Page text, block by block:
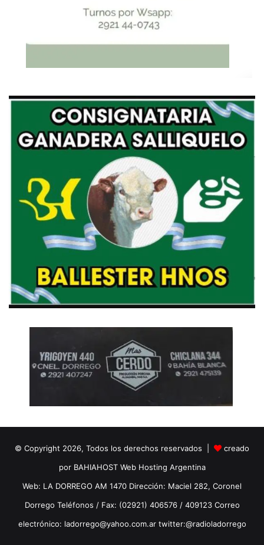
© Copyright 2026, Todos los derechos reservados |
creado
por BAHIAHOST Web Hosting Argentina
Web: LA DORREGO AM 1470 Dirección: Maciel 282, Coronel
Dorrego Teléfonos / Fax: (02921) 406576 / 409123 Correo
electrónico: ladorrego@yahoo.com.ar twitter:@radioladorrego